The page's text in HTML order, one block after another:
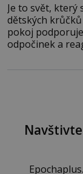
Je to svět, který
dětských
pokoj
odpočinek a